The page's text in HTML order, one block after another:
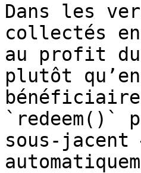
Dans les
collectés
au profit
plutôt
`redeem()`
sous-